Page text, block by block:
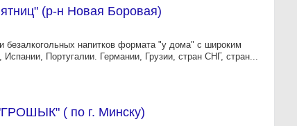
(р-н Новая Боровая)
безалкогольных напитков формата "у дома" с широким
Португалии. Германии, Грузии, стран СНГ, стран...
( по г. Минску)